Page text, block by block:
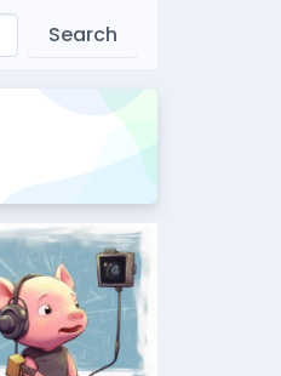
Search